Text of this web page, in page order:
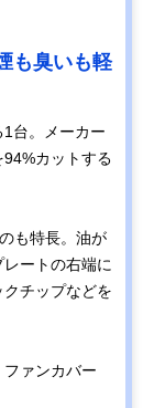
も臭いも軽
台。メーカー
カットする
も特長。油が
ートの右端に
チップなどを
ァンカバー